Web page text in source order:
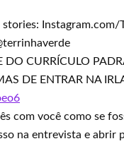
Instagram.com/
DO CURRÍCULO
DE ENTRAR NA
com você como se
na entrevista e abrir